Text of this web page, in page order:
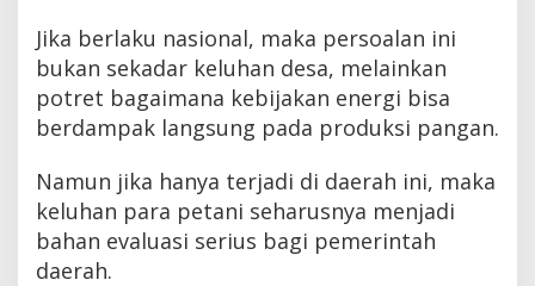
Jika berlaku nasional, maka persoalan ini
bukan sekadar keluhan desa, melainkan
potret bagaimana kebijakan energi bisa
berdampak langsung pada produksi pangan.
Namun jika hanya terjadi di daerah ini, maka
keluhan para petani seharusnya menjadi
bahan evaluasi serius bagi pemerintah
daerah.